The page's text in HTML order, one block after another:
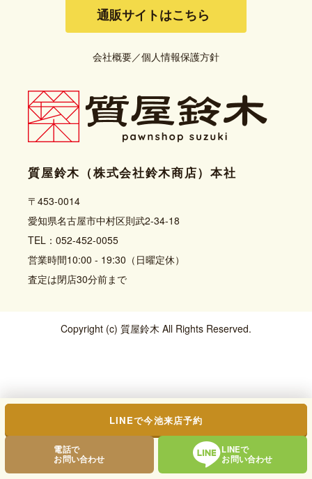
通販サイトはこちら
会社概要／個人情報保護方針
質屋鈴木（株式会社鈴木商店）本社
〒453-0014
愛知県名古屋市中村区則武2-34-18
TEL：052-452-0055
営業時間10:00 - 19:30（日曜定休）
査定は閉店30分前まで
Copyright (c) 質屋鈴木 All Rights Reserved.
電話で
お問い合わせ
LINEで
お問い合わせ
LINEで今池来店予約